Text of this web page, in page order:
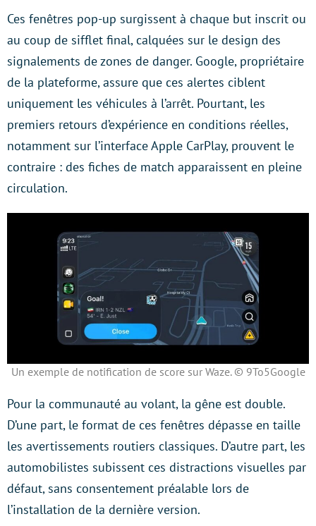
Ces fenêtres pop-up surgissent à chaque but inscrit ou
au coup de sifflet final, calquées sur le design des
signalements de zones de danger. Google, propriétaire
de la plateforme, assure que ces alertes ciblent
uniquement les véhicules à l’arrêt. Pourtant, les
premiers retours d’expérience en conditions réelles,
notamment sur l’interface Apple CarPlay, prouvent le
contraire : des fiches de match apparaissent en pleine
circulation.
Un exemple de notification de score sur Waze. © 9To5Google
Pour la communauté au volant, la gêne est double.
D’une part, le format de ces fenêtres dépasse en taille
les avertissements routiers classiques. D’autre part, les
automobilistes subissent ces distractions visuelles par
défaut, sans consentement préalable lors de
l’installation de la dernière version.